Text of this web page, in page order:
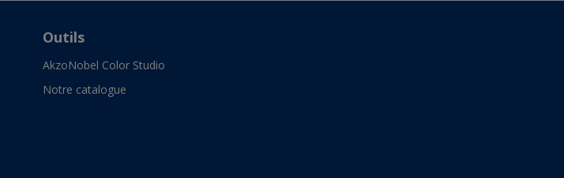
Outils
AkzoNobel Color Studio
Notre catalogue